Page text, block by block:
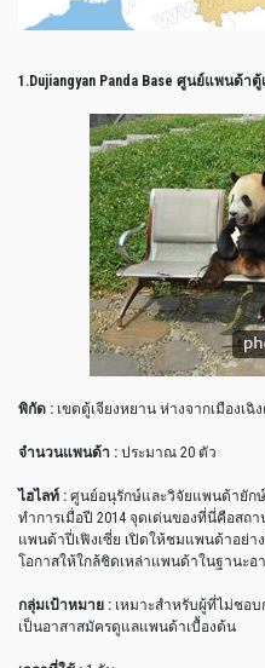
1.Dujiangyan Panda Base ศูนย์แพนด้า
พิกัด : เขตตู้เจียงหยาน ห่างจากเมืองเ
จำนวนแพนด้า : ประมาณ 20 ตัว
ไฮไลท์ : ศูนย์อนุรักษ์และวิจัยแพนด้ายัก
ทำการเมื่อปี 2014 จุดเด่นของที่นี่คือสถ
แพนด้าปี่เฟิงเซี่ย เปิดให้ชมแพนด้าอย่า
โอกาสให้ใกล้ชิดเหล่าแพนด้าในฐานะอ
กลุ่มเป้าหมาย : เหมาะสำหรับผู้ที่ไม่ชอ
เป็นอาสาสมัครดูแลแพนด้าเบื้องต้น